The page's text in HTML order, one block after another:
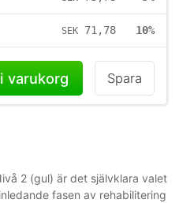
varukorg Spara
SEK 71,78 10%
2 (gul) är det självklara valet
fasen av rehabilitering